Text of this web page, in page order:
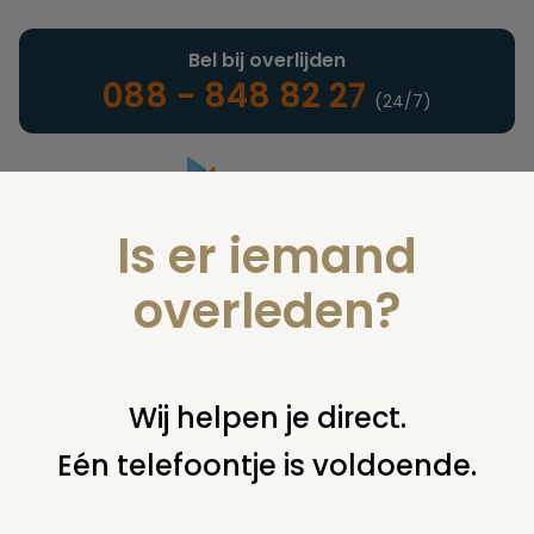
Landelijke uitvaartonderneming
Bel bij overlijden
088 - 848 82 27 (24/7)
U bent hier: home notarieel afwikkeling nalatenschap
verkoop door een executeur
Is er iemand
overleden?
Wij helpen je direct.
Eén telefoontje is voldoende.